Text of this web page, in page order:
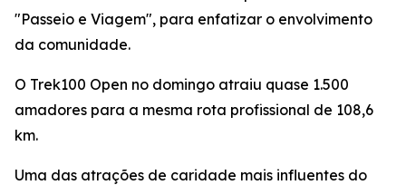
"Passeio e Viagem", para enfatizar o envolvimento
da comunidade.
O Trek100 Open no domingo atraiu quase 1.500
amadores para a mesma rota profissional de 108,6
km.
Uma das atrações de caridade mais influentes do